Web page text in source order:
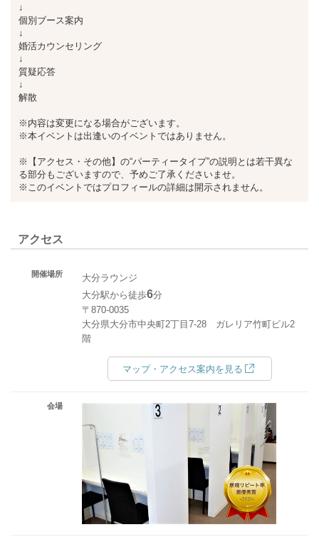
↓
個別ブース案内
↓
婚活カウンセリング
↓
質疑応答
↓
解散
※内容は変更になる場合がございます。
※本イベントは出逢いのイベントではありません。
※【アクセス・その他】の“パーティータイプ”の説明とは若干異な
る部分もございますので、予めご了承くださいませ。
※このイベントではプロフィールの詳細は開示されません。
アクセス
開催場所
大分ラウンジ
大分駅から徒歩6分
〒870-0035
大分県大分市中央町2丁目7-28 ガレリア竹町ビル2
階
マップ・アクセス案内を見る
会場